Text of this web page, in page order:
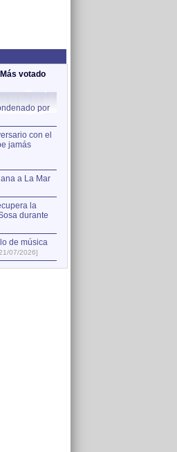
Más votado
por
con el
jamás
a La Mar
la
durante
de música
07/2026]